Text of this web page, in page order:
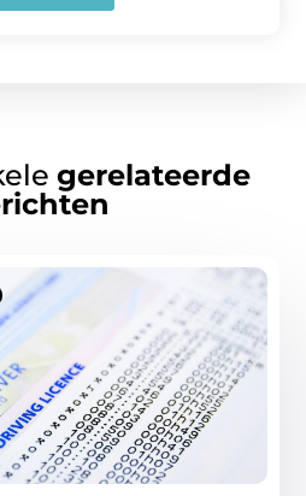
gerelateerde